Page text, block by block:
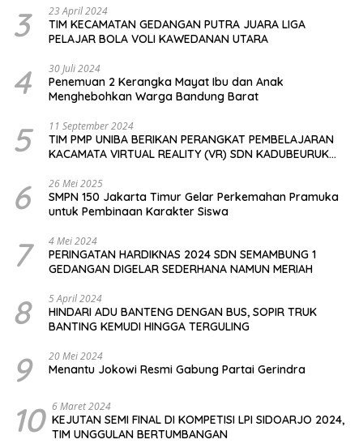
3 23 April 2024
TIM KECAMATAN GEDANGAN PUTRA JUARA LIGA
PELAJAR BOLA VOLI KAWEDANAN UTARA
4 30 Juli 2024
Penemuan 2 Kerangka Mayat Ibu dan Anak
Menghebohkan Warga Bandung Barat
5 11 September 2024
TIM PMP UNIBA BERIKAN PERANGKAT PEMBELAJARAN
KACAMATA VIRTUAL REALITY (VR) SDN KADUBEURUK
6 26 Mei 2025
SMPN 150 Jakarta Timur Gelar Perkemahan Pramuka
untuk Pembinaan Karakter Siswa
7 4 Mei 2024
PERINGATAN HARDIKNAS 2024 SDN SEMAMBUNG 1
GEDANGAN DIGELAR SEDERHANA NAMUN MERIAH
8 5 April 2024
HINDARI ADU BANTENG DENGAN BUS, SOPIR TRUK
BANTING KEMUDI HINGGA TERGULING
9 20 Mei 2024
Menantu Jokowi Resmi Gabung Partai Gerindra
10 6 Maret 2024
KEJUTAN SEMI FINAL DI KOMPETISI LPI SIDOARJO 2024,
TIM UNGGULAN BERTUMBANGAN